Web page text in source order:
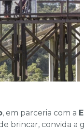
, em parceria com a
brincar, convida a